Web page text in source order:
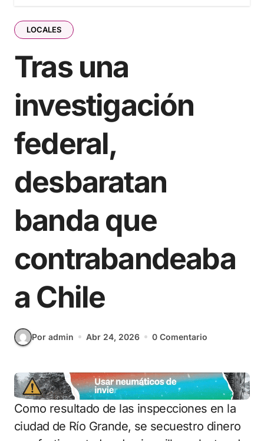
LOCALES
Tras una
investigación
federal,
desbaratan
banda que
contrabandeaba
a Chile
Por admin Abr 24, 2026 0 Comentario
Como resultado de las inspecciones en la
ciudad de Río Grande, se secuestro dinero